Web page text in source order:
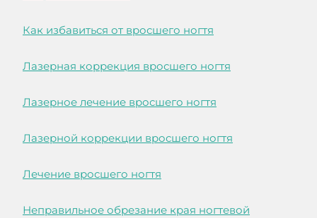
Как избавиться от вросшего ногтя
Лазерная коррекция вросшего ногтя
Лазерное лечение вросшего ногтя
Лазерной коррекции вросшего ногтя
Лечение вросшего ногтя
Неправильное обрезание края ногтевой